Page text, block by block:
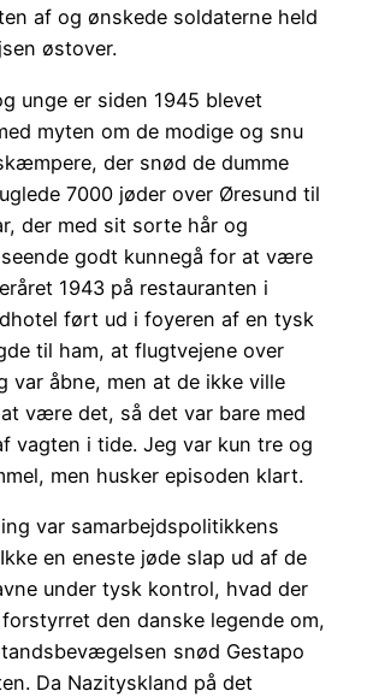
af og ønskede soldaterne held
østover.
unge er siden 1945 blevet
myten om de modige og snu
der snød de dumme
7000 jøder over Øresund til
der med sit sorte hår og
godt kunnegå for at være
1943 på restauranten i
ført ud i foyeren af en tysk
til ham, at flugtvejene over
var åbne, men at de ikke ville
være det, så det var bare med
vagten i tide. Jeg var kun tre og
men husker episoden klart.
var samarbejdspolitikkens
en eneste jøde slap ud af de
under tysk kontrol, hvad der
den danske legende om,
snød Gestapo
Da Nazityskland på det